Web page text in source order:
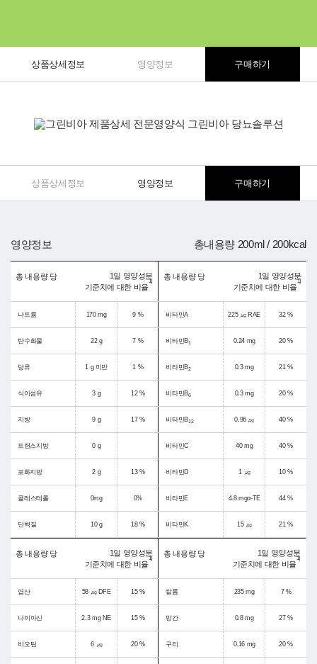
상품상세정보 영양정보 구매하기
상품상세정보 영양정보 구매하기
영양정보 총내용량 200ml / 200kcal
총 내용량 당
1일 영양성분
기준치에 대한 비율
1)
나트륨 170 mg 9 %
탄수화물 22 g 7 %
당류 1 g 미만 1 %
식이섬유 3 g 12 %
지방 9 g 17 %
트랜스지방 0 g
포화지방 2 g 13 %
콜레스테롤 0mg 0%
단백질 10 g 18 %
총 내용량 당
1일 영양성분
기준치에 대한 비율
1)
비타민A 225 ㎍ RAE 32 %
비타민B1 0.24 mg 20 %
비타민B2 0.3 mg 21 %
비타민B6 0.3 mg 20 %
비타민B12 0.96 ㎍ 40 %
비타민C 40 mg 40 %
비타민D 1 ㎍ 10 %
비타민E 4.8 mgα-TE 44 %
비타민K 15 ㎍ 21 %
총 내용량 당
1일 영양성분
기준치에 대한 비율
1)
엽산 58 ㎍ DFE 15 %
나이아신 2.3 mg NE 15 %
비오틴 6 ㎍ 20 %
총 내용량 당
1일 영양성분
기준치에 대한 비율
1)
칼륨 235 mg 7 %
망간 0.8 mg 27 %
구리 0.16 mg 20 %